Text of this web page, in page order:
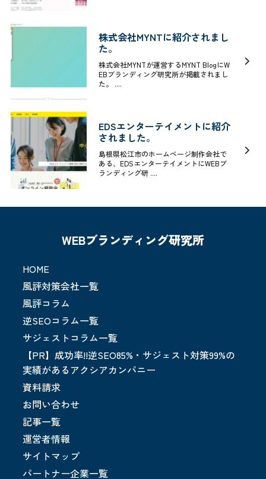
株式会社MYNTに紹介されまし
た。
株式会社MYNTが運営するMYNT BlogにW
EBブランディング研究所が掲載されまし
た。 ....
EDSエンターテイメントに紹介
されました。
島根県松江市のホームページ制作会社で
ある、EDSエンターテイメントにWEBブ
ランディング研 ....
WEBブランディング研究所
HOME
風評対策会社一覧
風評コラム
逆SEOコラム一覧
サジェストコラム一覧
【PR】成功率!!逆SEO85%・サジェスト対策99%の
実績があるアクシアカンパニー
資料請求
お問い合わせ
記事一覧
運営者情報
サイトマップ
パートナー企業一覧